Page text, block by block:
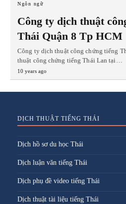
Ngôn ngữ
Công ty dịch thuật
Thái Quận 8 Tp HCM
Công ty dịch thuật công chứng tiếng
thuật công chứng tiếng Thái Lan tại…
10 years ago
DỊCH THUẬT TIẾNG THÁI
Dịch hồ sơ du học Thái
Dịch luận văn tiếng Thái
Dịch phụ đề video tiếng Thái
Dịch thuật tài liệu tiếng Thái